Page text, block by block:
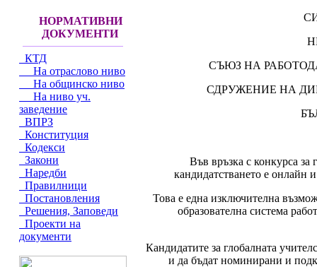
НОРМАТИВНИ
ДОКУМЕНТИ
КТД
На отраслово ниво
На общинско ниво
На ниво уч.
заведение
ВПРЗ
Конституция
Кодекси
Закони
Наредби
Правилници
Постановления
Решения, Заповеди
Проекти на
документи
СЪЮЗ НА
СДРУЖЕНИЕ НА
Във връзка с конкурса за
кандидатстването е онлайн
Това е една изключителна
образователна система
Кандидатите за глобалната
и да бъдат номинирани и